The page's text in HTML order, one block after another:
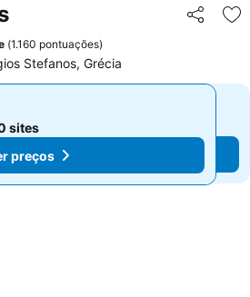
Partilhar
(1.160 pontuações)
Stefanos, Grécia
sites
Ver preços
sites
preços